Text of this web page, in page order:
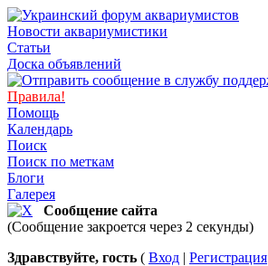
Новости аквариумистики
Статьи
Доска объявлений
Правила!
Помощь
Календарь
Поиск
Поиск по меткам
Блоги
Галерея
Сообщение сайта
(Сообщение закроется через 2 секунды)
Здравствуйте, гость ( Вход | Регистрация